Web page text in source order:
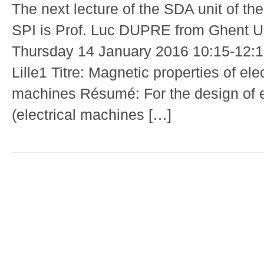
The next lecture of the SDA unit of
SPI is Prof. Luc DUPRE from Ghent
Thursday 14 January 2016 10:15-
Lille1 Titre: Magnetic properties of
machines Résumé: For the design of
(electrical machines […]